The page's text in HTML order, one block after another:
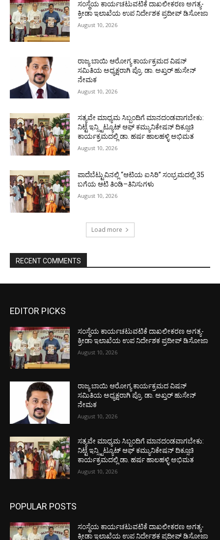
ಸಂಸ್ಥೆಯ ಕಾರ್ಯಚಟುವಟಿಕೆ ದಾಖಲೀಕರಣ ಅಗತ್ಯ-
ಕ್ರೀಡಾ ಇಲಾಖೆಯ ಉಪ ನಿರ್ದೇಶಕ ಪ್ರದೀಪ್ ಡಿಸೋಜಾ
August 10, 2026
ರಾಜ್ಯ ಬಾಯಿ ಆರೋಗ್ಯ ಕಾರ್ಯಕ್ರಮದ ವಿಷನ್
ಸಮಿತಿಯ ಅಧ್ಯಕ್ಷರಾಗಿ ಪ್ರೊ. ಡಾ. ಅಖ್ತರ್ ಹುಸೇನ್
ನೇಮಕ
August 10, 2026
ಸತ್ಯವೇ ಮಾಧ್ಯಮ ಸಿಬ್ಬಂದಿಗೆ ಮಾನದಂಡವಾಗಬೇಕು:
ನಿಟ್ಟೆ ಇನ್ಸ್ಟಿಟ್ಯೂಟ್ ಆಫ್ ಕಮ್ಯುನಿಕೇಷನ್ ದಿಕ್ಸೂಚಿ
ಕಾರ್ಯಕ್ರಮದಲ್ಲಿ ಡಾ. ಹರ್ಷ ಹಾಲಹಳ್ಳಿ ಅಭಿಮತ
August 10, 2026
ಪಾದೆಬೆಟ್ಟುವಿನಲ್ಲಿ “ಆಟಿಯ ಐಸಿರಿ’’ ಸಂಭ್ರಮದಲ್ಲಿ 35
ಬಗೆಯ ಆಟಿ ತಿಂಡಿ–ತಿನಿಸುಗಳು
August 10, 2026
Load more
RECENT COMMENTS
EDITOR PICKS
ಸಂಸ್ಥೆಯ ಕಾರ್ಯಚಟುವಟಿಕೆ ದಾಖಲೀಕರಣ ಅಗತ್ಯ-
ಕ್ರೀಡಾ ಇಲಾಖೆಯ ಉಪ ನಿರ್ದೇಶಕ ಪ್ರದೀಪ್ ಡಿಸೋಜಾ
August 10, 2026
ರಾಜ್ಯ ಬಾಯಿ ಆರೋಗ್ಯ ಕಾರ್ಯಕ್ರಮದ ವಿಷನ್
ಸಮಿತಿಯ ಅಧ್ಯಕ್ಷರಾಗಿ ಪ್ರೊ. ಡಾ. ಅಖ್ತರ್ ಹುಸೇನ್
ನೇಮಕ
August 10, 2026
ಸತ್ಯವೇ ಮಾಧ್ಯಮ ಸಿಬ್ಬಂದಿಗೆ ಮಾನದಂಡವಾಗಬೇಕು:
ನಿಟ್ಟೆ ಇನ್ಸ್ಟಿಟ್ಯೂಟ್ ಆಫ್ ಕಮ್ಯುನಿಕೇಷನ್ ದಿಕ್ಸೂಚಿ
ಕಾರ್ಯಕ್ರಮದಲ್ಲಿ ಡಾ. ಹರ್ಷ ಹಾಲಹಳ್ಳಿ ಅಭಿಮತ
August 10, 2026
POPULAR POSTS
ಸಂಸ್ಥೆಯ ಕಾರ್ಯಚಟುವಟಿಕೆ ದಾಖಲೀಕರಣ ಅಗತ್ಯ-
ಕ್ರೀಡಾ ಇಲಾಖೆಯ ಉಪ ನಿರ್ದೇಶಕ ಪ್ರದೀಪ್ ಡಿಸೋಜಾ